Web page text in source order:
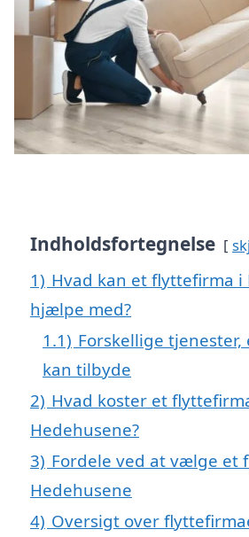
Indholdsfortegnelse
1) Hvad kan et flyttefirma i
hjælpe med?
1.1) Forskellige
kan tilbyde
2) Hvad koster et
Hedehusene?
3) Fordele ved at vælge et
Hedehusene
4) Oversigt over